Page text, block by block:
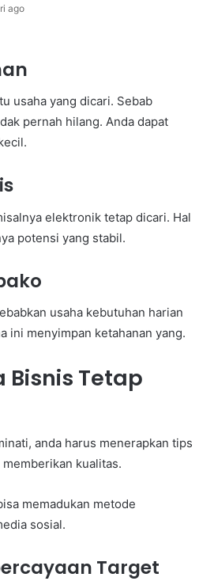
ago
usaha yang dicari. Sebab
pernah hilang. Anda dapat
elektronik tetap dicari. Hal
potensi yang stabil.
usaha kebutuhan harian
ini menyimpan ketahanan yang.
Bisnis Tetap
anda harus menerapkan tips
kualitas.
memadukan metode
sosial.
Target